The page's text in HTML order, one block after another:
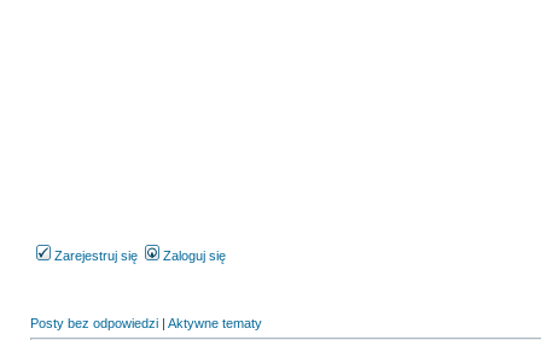
Zarejestruj się Zaloguj się
Posty bez odpowiedzi | Aktywne tematy